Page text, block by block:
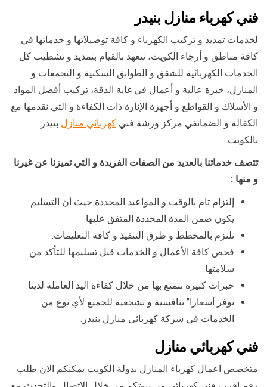
فني كهرباء منازل بنيدر
لخدمات تمديد و تركيب الكهرباء و كافة توصيلاتها و خدماتها في
كافة مناطق و أرجاء الكويت، نتعهد بالقيام بتمديد و تشطيب كل
الخدمات الكهربائية للشقق و الطوابق السكنية و التجمعات و
المنازل، خبرة عالية و أعمال في غاية الدقة، تركيب أفضل المواد
و الأسلاك و القواطع و أجهزة الإنارة ذات الكفاءة و التي نقدمها مع
الكفالة و الضمانفي مركز ورشة فني كهربائي منازل بنيدر
بالكويت.
تتصف خدماتنا بالعديد من الصفات الفريدة و التي تميزنا عن غيرنا
و منها :
إلتزام تام بالوقت و المواعيد المحددة حيث أن التسليم
يكون ضمن المدة المحددة المتفق عليها.
نلتزم بالمخطط و طرق التنفيذ و كافة التعليمات.
فحص كافة الأعمال و الخدمات قبل تسليمها للتأكد من
سلامتها.
خبرات كبيرة نتمتع بها من خلال كفاءة اليد العاملة لدينا.
نوفر أسعارا” تنافسية و تشجعية للجميع لأي نوع من
الخدمات في شركة كهربائي منازل بنيدر.
فني كهربائي منازل
متخصص اعمال كهرباء المنازل بدولة الكويت يمكنكم الان طلب